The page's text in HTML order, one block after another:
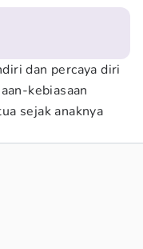
dan percaya diri
kebiasaan
sejak anaknya